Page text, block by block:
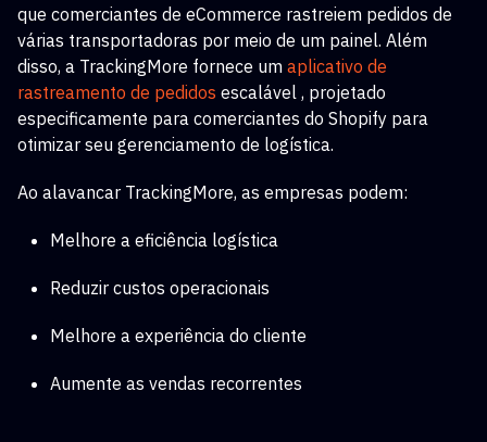
que comerciantes de eCommerce rastreiem pedidos de
várias transportadoras por meio de um painel. Além
disso, a TrackingMore fornece um aplicativo de
rastreamento de pedidos escalável , projetado
especificamente para comerciantes do Shopify para
otimizar seu gerenciamento de logística.
Ao alavancar TrackingMore, as empresas podem:
Melhore a eficiência logística
Reduzir custos operacionais
Melhore a experiência do cliente
Aumente as vendas recorrentes